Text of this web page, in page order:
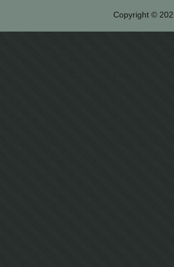
Copyright ©